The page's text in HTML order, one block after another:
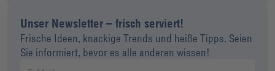
Unser Newsletter – frisch serviert!
Frische Ideen, knackige Trends und heiße Tipps. Seien
Sie informiert, bevor es alle anderen wissen!